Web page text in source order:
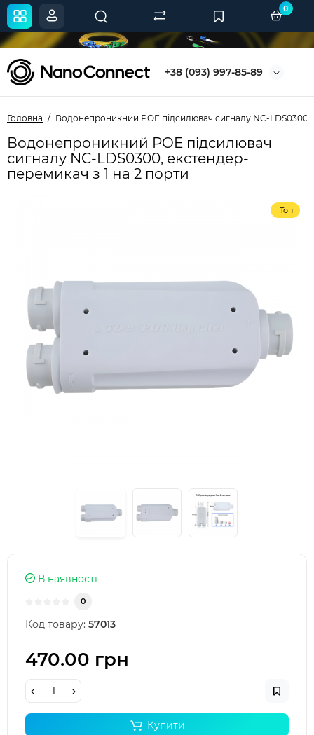
+38 (093) 997-85-89
0
Головна Водонепроникний POE підсилювач сигналу NC-LDS0300
Водонепроникний POE підсилювач
сигналу NC-LDS0300, екстендер-
перемикач з 1 на 2 порти
Топ
В наявності
0
Код товару: 57013
470.00 грн
Купити